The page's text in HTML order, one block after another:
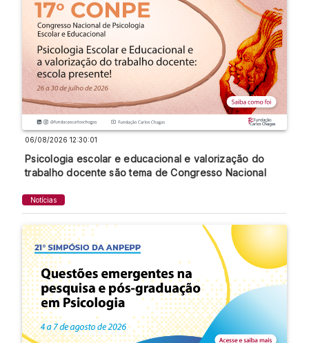
06/08/2026 12:30:01
Psicologia escolar e educacional e valorização do
trabalho docente são tema de Congresso Nacional
Notícias